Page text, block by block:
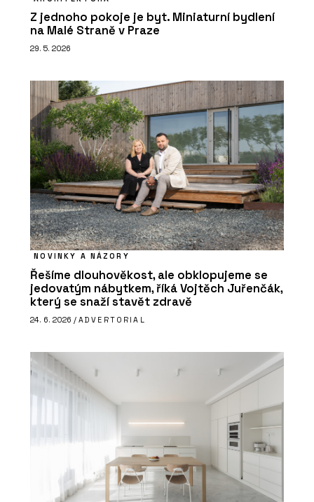
Z jednoho pokoje je byt. Miniaturní bydlení
na Malé Straně v Praze
29. 5. 2026
NOVINKY A NÁZORY
Řešíme dlouhověkost, ale obklopujeme se
jedovatým nábytkem, říká Vojtěch Juřenčák,
který se snaží stavět zdravě
24. 6. 2026 / ADVERTORIAL